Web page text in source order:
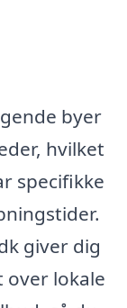
byer
hvilket
specifikke
giver dig
over lokale